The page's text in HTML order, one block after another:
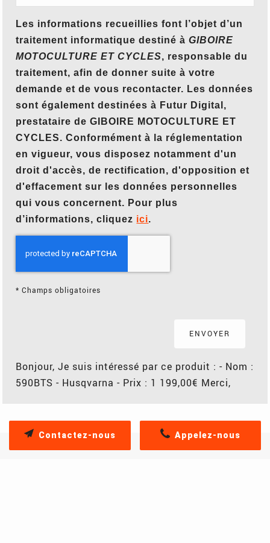
Les informations recueillies font l’objet d’un
traitement informatique destiné à GIBOIRE
MOTOCULTURE ET CYCLES, responsable du
traitement, afin de donner suite à votre
demande et de vous recontacter. Les données
sont également destinées à Futur Digital,
prestataire de GIBOIRE MOTOCULTURE ET
CYCLES. Conformément à la réglementation
en vigueur, vous disposez notamment d'un
droit d'accès, de rectification, d'opposition et
d'effacement sur les données personnelles
qui vous concernent. Pour plus
d’informations, cliquez ici.
*Champs obligatoires
Bonjour, Je suis intéressé par ce produit : - Nom :
590BTS - Husqvarna - Prix : 1 199,00€ Merci,
Appelez-nous
Contactez-nous